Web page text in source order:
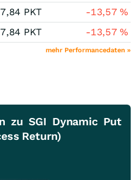
PKT -13,57%
PKT -13,57%
mehr Performancedaten »
zu SGI Dynamic Put
Return)